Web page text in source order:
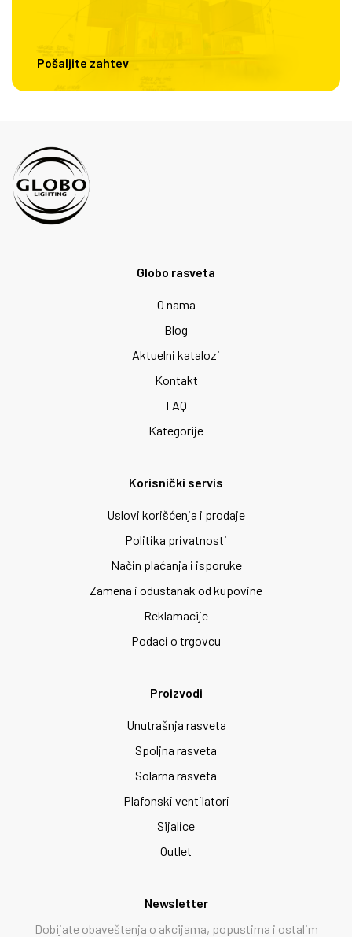
Pošaljite zahtev
Globo rasveta
O nama
Blog
Aktuelni katalozi
Kontakt
FAQ
Kategorije
Korisnički servis
Uslovi korišćenja i prodaje
Politika privatnosti
Način plaćanja i isporuke
Zamena i odustanak od kupovine
Reklamacije
Podaci o trgovcu
Proizvodi
Unutrašnja rasveta
Spoljna rasveta
Solarna rasveta
Plafonski ventilatori
Sijalice
Outlet
Newsletter
Dobijate obaveštenja o akcijama, popustima i ostalim